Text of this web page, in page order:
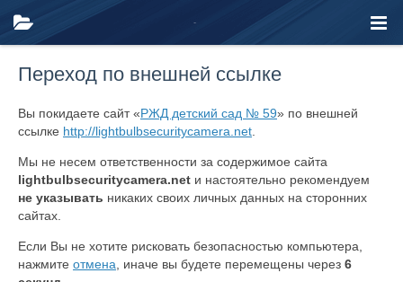
Переход по внешней ссылке
Вы покидаете сайт «РЖД детский сад № 59» по внешней
ссылке http://lightbulbsecuritycamera.net
Мы не несем ответственности за содержимое сайта
lightbulbsecuritycamera.net и настоятельно рекомендуем
не указывать никаких своих личных данных на сторонних
сайтах.
Если Вы не хотите рисковать безопасностью компьютера,
нажмите отмена , иначе вы будете перемещены через 6